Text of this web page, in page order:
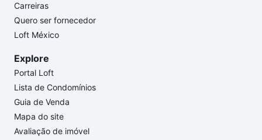
Carreiras
Quero ser fornecedor
Loft México
Explore
Portal Loft
Lista de Condomínios
Guia de Venda
Mapa do site
Avaliação de imóvel